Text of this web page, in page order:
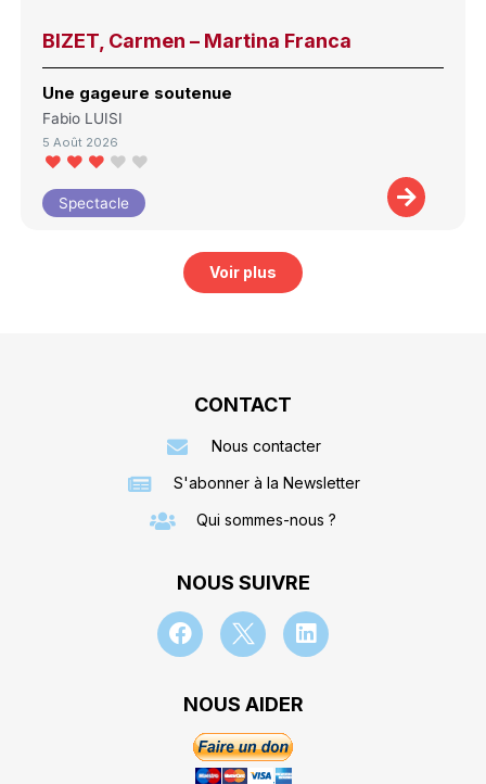
BIZET, Carmen – Martina Franca
Une gageure soutenue
Fabio LUISI
5 Août 2026
Spectacle
Voir plus
CONTACT
Nous contacter
S'abonner à la Newsletter
Qui sommes-nous ?
NOUS SUIVRE
NOUS AIDER